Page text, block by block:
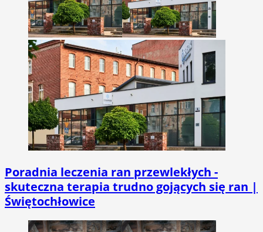
Poradnia leczenia ran przewlekłych -
skuteczna terapia trudno gojących się ran |
Świętochłowice